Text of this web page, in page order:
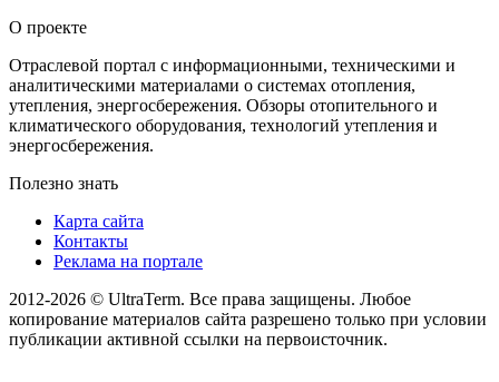
О проекте
Отраслевой портал с информационными, техническими и
аналитическими материалами о системах отопления,
утепления, энергосбережения. Обзоры отопительного и
климатического оборудования, технологий утепления и
энергосбережения.
Полезно знать
Карта сайта
Контакты
Реклама на портале
2012-2026 © UltraTerm. Все права защищены. Любое
копирование материалов сайта разрешено только при условии
публикации активной ссылки на первоисточник.